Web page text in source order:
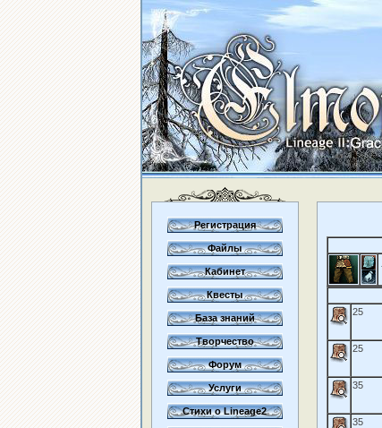
Регистрация
Файлы
Кабинет
Квесты
База знаний
Творчество
Форум
Услуги
Стихи о Lineage2
25
25
35
35